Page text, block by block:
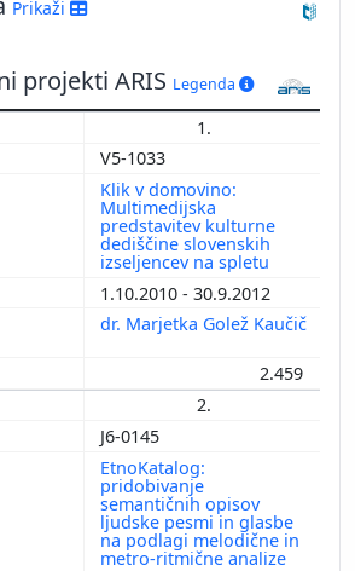
Prikaži
projekti ARIS Legenda
1.
V5-1033
Klik v domovino:
Multimedijska
predstavitev kulturne
dediščine slovenskih
izseljencev na spletu
1.10.2010 - 30.9.2012
dr. Marjetka Golež Kaučič
2.459
2.
J6-0145
EtnoKatalog:
pridobivanje
semantičnih opisov
ljudske pesmi in glasbe
na podlagi melodične in
metro-ritmične analize